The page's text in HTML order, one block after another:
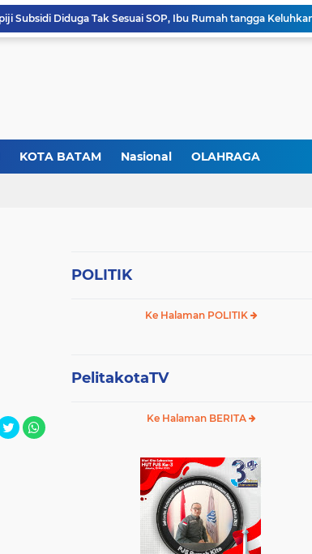
KOTA BATAM Nasional OLAHRAGA
POLITIK
Ke Halaman POLITIK
PelitakotaTV
Ke Halaman BERITA